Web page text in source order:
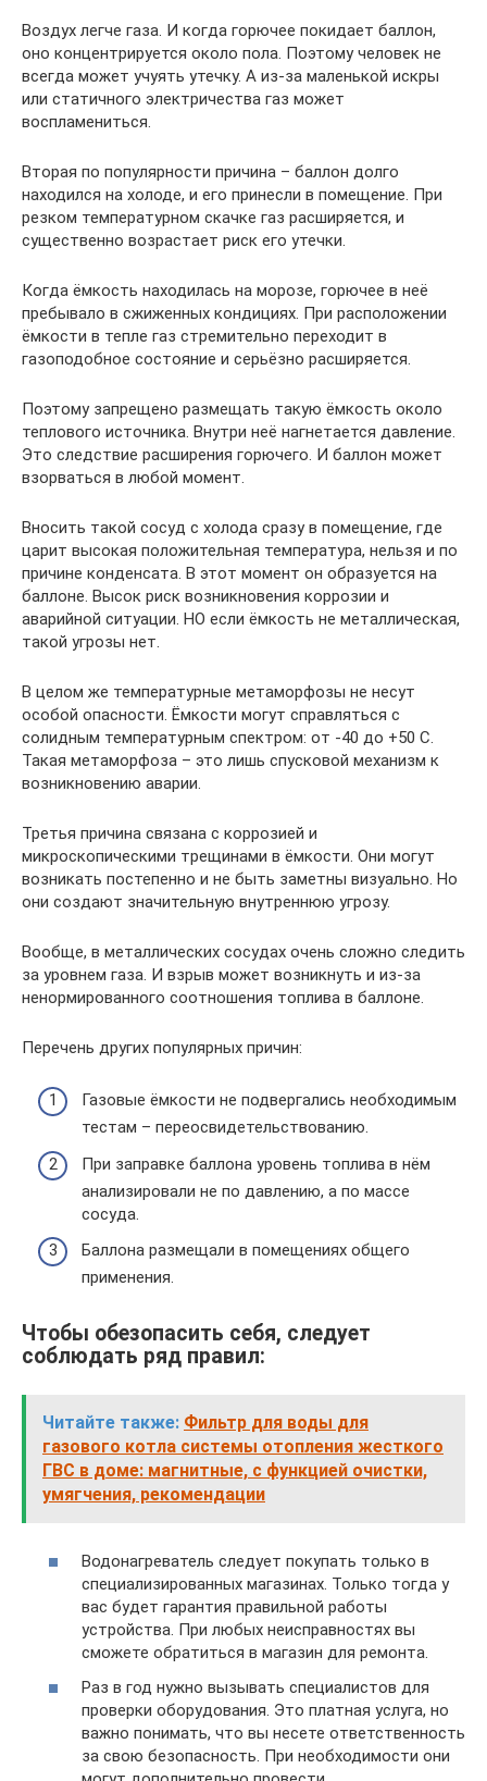
Воздух легче газа. И когда горючее покидает баллон,
оно концентрируется около пола. Поэтому человек не
всегда может учуять утечку. А из-за маленькой искры
или статичного электричества газ может
воспламениться.
Вторая по популярности причина – баллон долго
находился на холоде, и его принесли в помещение. При
резком температурном скачке газ расширяется, и
существенно возрастает риск его утечки.
Когда ёмкость находилась на морозе, горючее в неё
пребывало в сжиженных кондициях. При расположении
ёмкости в тепле газ стремительно переходит в
газоподобное состояние и серьёзно расширяется.
Поэтому запрещено размещать такую ёмкость около
теплового источника. Внутри неё нагнетается давление.
Это следствие расширения горючего. И баллон может
взорваться в любой момент.
Вносить такой сосуд с холода сразу в помещение, где
царит высокая положительная температура, нельзя и по
причине конденсата. В этот момент он образуется на
баллоне. Высок риск возникновения коррозии и
аварийной ситуации. НО если ёмкость не металлическая,
такой угрозы нет.
В целом же температурные метаморфозы не несут
особой опасности. Ёмкости могут справляться с
солидным температурным спектром: от -40 до +50 C.
Такая метаморфоза – это лишь спусковой механизм к
возникновению аварии.
Третья причина связана с коррозией и
микроскопическими трещинами в ёмкости. Они могут
возникать постепенно и не быть заметны визуально. Но
они создают значительную внутреннюю угрозу.
Вообще, в металлических сосудах очень сложно следить
за уровнем газа. И взрыв может возникнуть и из-за
ненормированного соотношения топлива в баллоне.
Перечень других популярных причин:
Газовые ёмкости не подвергались необходимым
тестам – переосвидетельствованию.
При заправке баллона уровень топлива в нём
анализировали не по давлению, а по массе
сосуда.
Баллона размещали в помещениях общего
применения.
Чтобы обезопасить себя, следует
соблюдать ряд правил:
Читайте также: Фильтр для воды для
газового котла системы отопления жесткого
ГВС в доме: магнитные, с функцией очистки,
умягчения, рекомендации
Водонагреватель следует покупать только в
специализированных магазинах. Только тогда у
вас будет гарантия правильной работы
устройства. При любых неисправностях вы
сможете обратиться в магазин для ремонта.
Раз в год нужно вызывать специалистов для
проверки оборудования. Это платная услуга, но
важно понимать, что вы несете ответственность
за свою безопасность. При необходимости они